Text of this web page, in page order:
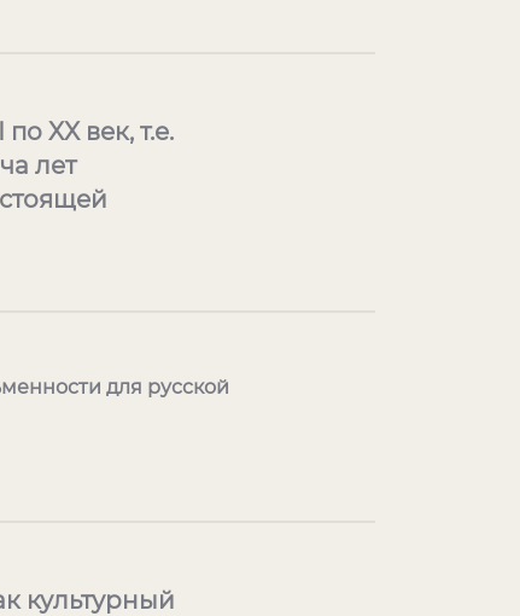
XX век, т.е.
лет
для русской
культурный